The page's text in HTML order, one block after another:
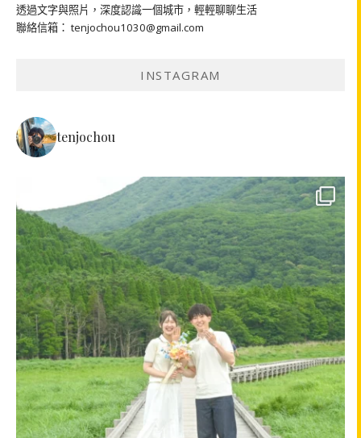
透過文字與照片，深度認識一個城市，輕輕聊聊生活
聯絡信箱： tenjochou1030@gmail.com
INSTAGRAM
tenjochou